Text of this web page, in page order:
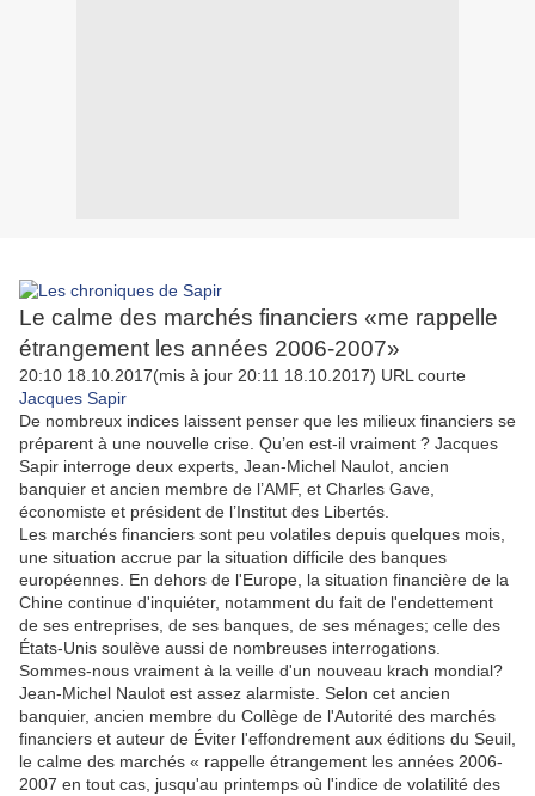
Le calme des marchés financiers «me rappelle
étrangement les années 2006-2007»
20:10 18.10.2017(mis à jour 20:11 18.10.2017) URL courte
Jacques Sapir
De nombreux indices laissent penser que les milieux financiers se
préparent à une nouvelle crise. Qu’en est-il vraiment ? Jacques
Sapir interroge deux experts, Jean-Michel Naulot, ancien
banquier et ancien membre de l’AMF, et Charles Gave,
économiste et président de l’Institut des Libertés.
Les marchés financiers sont peu volatiles depuis quelques mois,
une situation accrue par la situation difficile des banques
européennes. En dehors de l'Europe, la situation financière de la
Chine continue d'inquiéter, notamment du fait de l'endettement
de ses entreprises, de ses banques, de ses ménages; celle des
États-Unis soulève aussi de nombreuses interrogations.
Sommes-nous vraiment à la veille d'un nouveau krach mondial?
Jean-Michel Naulot est assez alarmiste. Selon cet ancien
banquier, ancien membre du Collège de l'Autorité des marchés
financiers et auteur de Éviter l'effondrement aux éditions du Seuil,
le calme des marchés « rappelle étrangement les années 2006-
2007 en tout cas, jusqu'au printemps où l'indice de volatilité des